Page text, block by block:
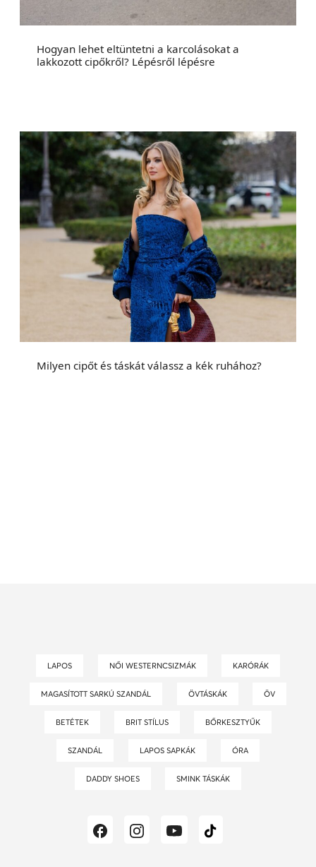
Hogyan lehet eltüntetni a karcolásokat a
lakkozott cipőkről? Lépésről lépésre
Milyen cipőt és táskát válassz a kék ruhához?
LAPOS NŐI WESTERNCSIZMÁK KARÓRÁK
MAGASÍTOTT SARKÚ SZANDÁL ÖVTÁSKÁK ÖV
BETÉTEK BRIT STÍLUS BŐRKESZTYŰK
SZANDÁL LAPOS SAPKÁK ÓRA
DADDY SHOES SMINK TÁSKÁK